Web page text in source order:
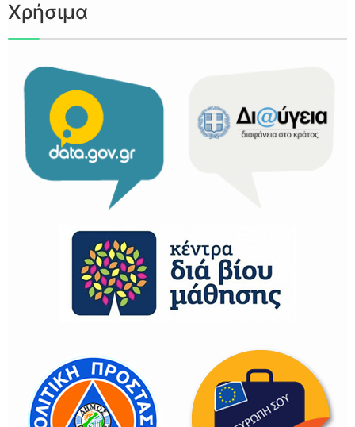
Χρήσιμα